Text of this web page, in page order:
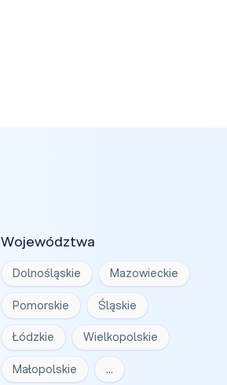
Województwa
Dolnośląskie Mazowieckie
Pomorskie Śląskie
Łódzkie Wielkopolskie
Małopolskie …